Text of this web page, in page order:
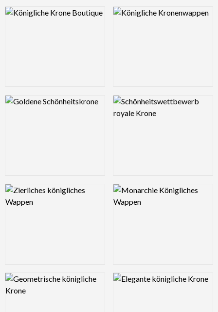
Logo Preview Image Logo Preview Image
Logo Preview Image Logo Preview Image
Logo Preview Image Logo Preview Image
Logo Preview Image Logo Preview Image